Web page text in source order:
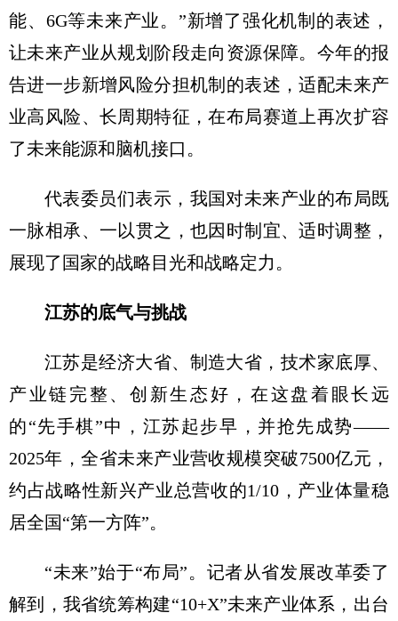
能、6G等未来产业。”新增了强化机制的表述，
让未来产业从规划阶段走向资源保障。今年的报
告进一步新增风险分担机制的表述，适配未来产
业高风险、长周期特征，在布局赛道上再次扩容
了未来能源和脑机接口。
代表委员们表示，我国对未来产业的布局既
一脉相承、一以贯之，也因时制宜、适时调整，
展现了国家的战略目光和战略定力。
江苏的底气与挑战
江苏是经济大省、制造大省，技术家底厚、
产业链完整、创新生态好，在这盘着眼长远
的“先手棋”中，江苏起步早，并抢先成势——
2025年，全省未来产业营收规模突破7500亿元，
约占战略性新兴产业总营收的1/10，产业体量稳
居全国“第一方阵”。
“未来”始于“布局”。记者从省发展改革委了
解到，我省统筹构建“10+X”未来产业体系，出台